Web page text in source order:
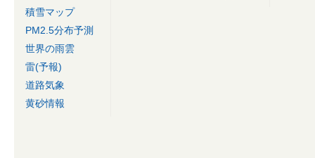
積雪マップ
PM2.5分布予測
世界の雨雲
雷(予報)
道路気象
黄砂情報